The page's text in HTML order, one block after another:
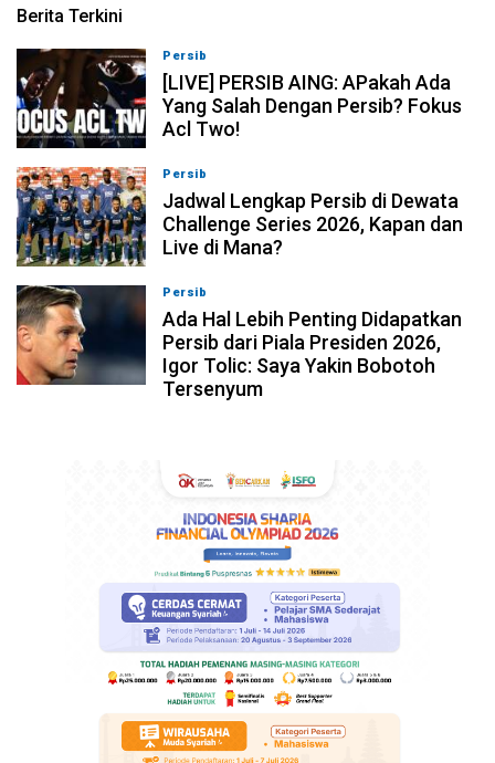
Berita Terkini
Persib
[LIVE] PERSIB AING: APakah Ada
Yang Salah Dengan Persib? Fokus
Acl Two!
Persib
Jadwal Lengkap Persib di Dewata
Challenge Series 2026, Kapan dan
Live di Mana?
Persib
Ada Hal Lebih Penting Didapatkan
Persib dari Piala Presiden 2026,
Igor Tolic: Saya Yakin Bobotoh
Tersenyum